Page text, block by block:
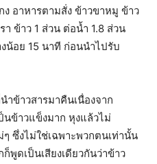
อาหารตามสั่ง ข้าวขาหมู ข้าว
ข้าว 1 ส่วน ต่อน้ำ 1.8 ส่วน
น้อย 15 นาที ก่อนนำไปรับ
ำข้าวสารมาคืนเนื่องจาก
ข้าวแข็งมาก หุงแล้วไม่
ซึ่งไม่ใช่เฉพาะพวกตนเท่านั้น
ดเป็นเสียงเดียวกันว่าข้าว